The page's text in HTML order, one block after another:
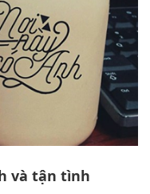
và tận tình